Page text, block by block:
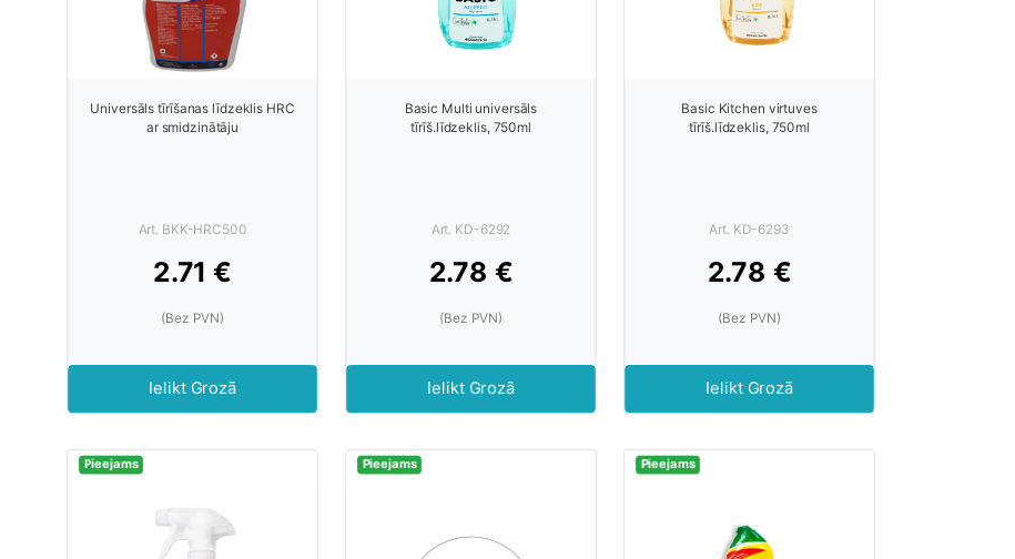
Universāls tīrīšanas līdzeklis HRC
ar smidzinātāju
Art. BKK-HRC500
2.71 €
(Bez PVN)
Ielikt Grozā
Basic Multi universāls
tīrīš.līdzeklis, 750ml
Art. KD-6292
2.78 €
(Bez PVN)
Ielikt Grozā
Basic Kitchen virtuves
tīrīš.līdzeklis, 750ml
Art. KD-6293
2.78 €
(Bez PVN)
Ielikt Grozā
Pieejams Pieejams Pieejams